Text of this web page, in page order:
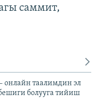
саммит,
онлайн таалимдин эл
болууга тийиш